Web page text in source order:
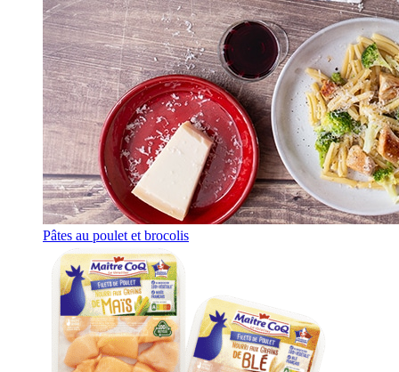
Pâtes au poulet et brocolis